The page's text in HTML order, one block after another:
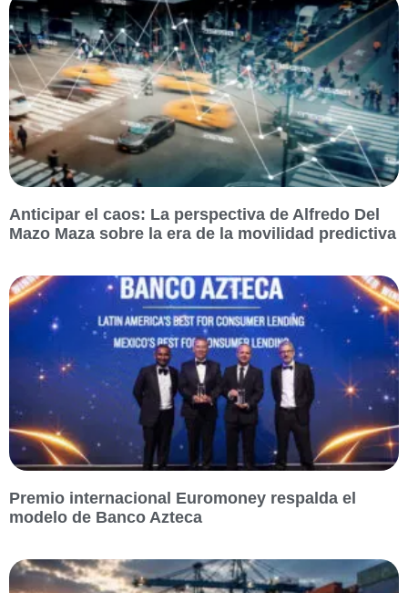
Anticipar el caos: La perspectiva de Alfredo Del
Mazo Maza sobre la era de la movilidad predictiva
Premio internacional Euromoney respalda el
modelo de Banco Azteca